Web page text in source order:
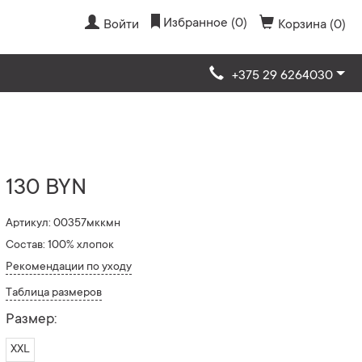
Войти Избранное (0) Корзина (0)
+375 29 6264030
130 BYN
Артикул: 00357мккмн
Состав: 100% хлопок
Рекомендации по уходу
Таблица размеров
Размер:
XXL